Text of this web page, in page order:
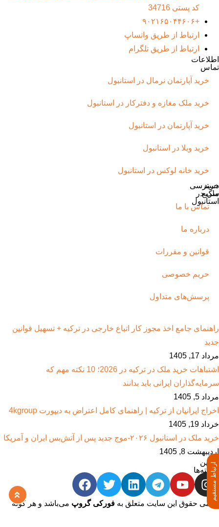
ارتباط مستقیم
کد پستی 34716
+۹۰۲۱۶۵۰۴۴۶۰۶
ارتباط از طریق واتساپ
ارتباط از طریق تلگرام
اطلاعات
تماس
خرید آپارتمان نرمال در استانبول
خرید ملک مغازه و دفترکار در استانبول
خرید آپارتمان در استانبول
خرید ویلا در استانبول
خرید خانه لوکس در استانبول
خرید
ملک در
استانبول
دسترسی
سریع
تماس با ما
درباره ما
قوانین و مقررات
حریم خصوصی
پرسش‌های متداول
راهنمای جامع اخذ مجوز کار اتباع خارجی در ترکیه + تسهیل قوانین
جدید
مرداد 17, 1405
اشتباهات خرید ملک در ترکیه در 2026؛ 10 نکته مهم که
سرمایه‌گذاران ایرانی باید بدانند
مرداد 5, 1405
اخراج ایرانیان از ترکیه | راهنمای کامل اعتراض به دیپورت 4kgroup
خرداد 19, 1405
خرید ملک در استانبول ۲۰۲۶-موج جدید پس از آتش‌بس ایران و آمریکا
اردیبهشت 8, 1405
آخرین
نوشته‌ها
تمامی حقوق این سایت متعلق به فورکی گروپ می‌باشد و هر گونه